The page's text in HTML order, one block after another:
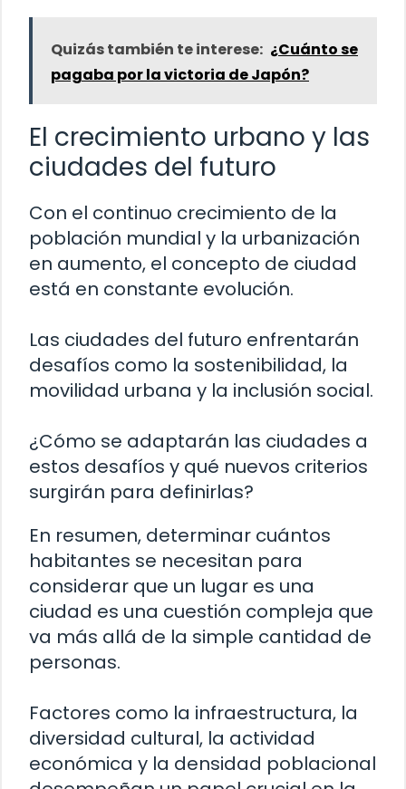
Quizás también te interese: ¿Cuánto se
pagaba por la victoria de Japón?
El crecimiento urbano y las
ciudades del futuro
Con el continuo crecimiento de la
población mundial y la urbanización
en aumento, el concepto de ciudad
está en constante evolución.
Las ciudades del futuro enfrentarán
desafíos como la sostenibilidad, la
movilidad urbana y la inclusión social.
¿Cómo se adaptarán las ciudades a
estos desafíos y qué nuevos criterios
surgirán para definirlas?
En resumen, determinar cuántos
habitantes se necesitan para
considerar que un lugar es una
ciudad es una cuestión compleja que
va más allá de la simple cantidad de
personas.
Factores como la infraestructura, la
diversidad cultural, la actividad
económica y la densidad poblacional